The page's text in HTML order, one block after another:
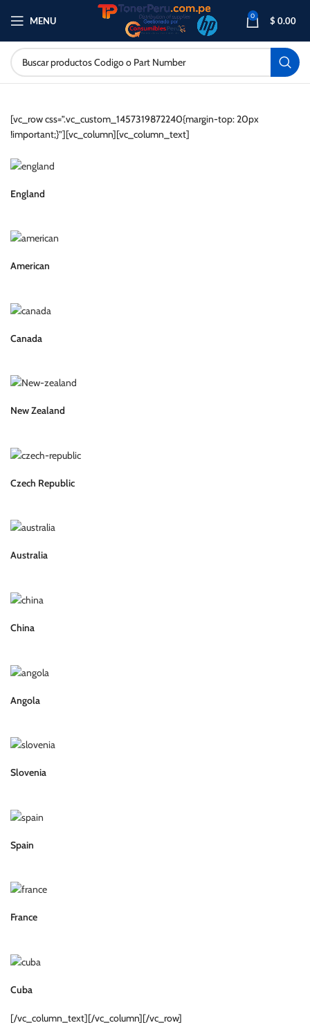
MENU 0 $ 0.00
[vc_row css=”.vc_custom_1457319872240{margin-top: 20px
!important;}”][vc_column][vc_column_text]
England
American
Canada
New Zealand
Czech Republic
Australia
China
Angola
Slovenia
Spain
France
Cuba
[/vc_column_text][/vc_column][/vc_row]